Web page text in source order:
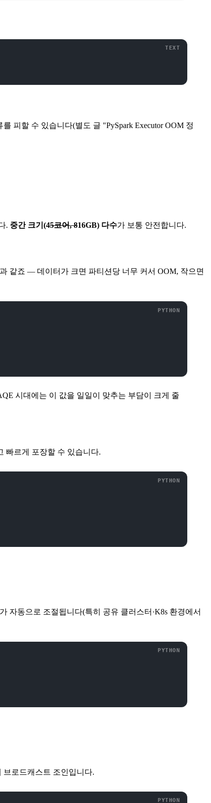
피할 수 있습니다(별도 글 "PySpark Executor OOM 정
. 중간 크기(45코어, 816GB) 다수가 보통 안전합니다.
같죠 — 데이터가 크면 파티션당 너무 커서 OOM, 작으면
시대에는 이 값을 일일이 맞추는 부담이 크게 줄
빠르게 포장할 수 있습니다.
자동으로 조절됩니다(특히 공유 클러스터·K8s 환경에서
브로드캐스트 조인입니다.